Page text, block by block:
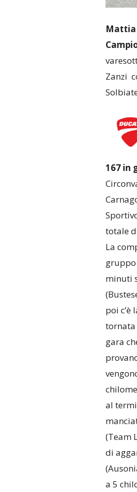
Mattia
Zanzi
167 in
totale
La
minuti
poi
tornata
gara
al
(Team
di
a 5